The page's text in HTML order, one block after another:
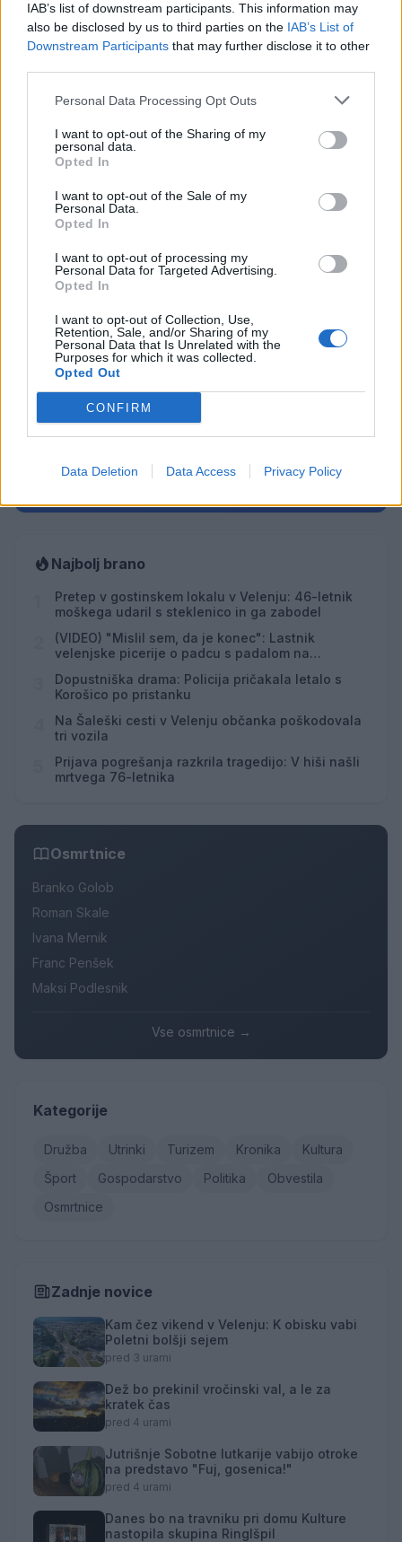
IAB’s list of downstream participants. This information may
also be disclosed by us to third parties on the IAB’s List of
Downstream Participants that may further disclose it to other
Personal Data Processing Opt Outs
I want to opt-out of the Sharing of my
personal data.
Opted In
I want to opt-out of the Sale of my
Personal Data.
Opted In
I want to opt-out of processing my
Personal Data for Targeted Advertising.
Opted In
I want to opt-out of Collection, Use,
Retention, Sale, and/or Sharing of my
Personal Data that Is Unrelated with the
Purposes for which it was collected.
Opted Out
CONFIRM
Data Deletion Data Access Privacy Policy
Po 297. členu Kazenskega zakonika je
posameznik kazensko odgovoren za javno spodbujanje
sovraštva, nasilja ali nestrpnosti. Komentarji z žaljivimi,
bodo odstranjeni. Pravila komentiranja →
Failed to fetch
Prihajajoči dogodki
AVG
7
Pesem kita grbavca
18:00
AVG
7
Smrt Robina Hooda
20:30
AVG
7
Aktivne poletne počitnice z ustvarjalci Studia
Spin
08:00
AVG
7
Večer pesmi Đorđa Balaševića
20:00
Najbolj brano
Pretep v gostinskem lokalu v Velenju: 46-letnik
moškega udaril s steklenico in ga zabodel
(VIDEO) "Mislil sem, da je konec": Lastnik
velenjske picerije o padcu s padalom na
Dopustniška drama: Policija pričakala letalo s
Korošico po pristanku
Na Šaleški cesti v Velenju občanka poškodovala
tri vozila
Prijava pogrešanja razkrila tragedijo: V hiši našli
mrtvega 76-letnika
Osmrtnice
Branko Golob
Roman Skale
Ivana Mernik
Franc Penšek
Maksi Podlesnik
Vse osmrtnice →
Kategorije
Družba Utrinki Turizem Kronika
Kultura
Šport
Gospodarstvo Politika
Obvestila
Osmrtnice
Zadnje novice
Kam čez vikend v Velenju: K obisku vabi
Poletni bolšji sejem
pred 3 urami
Dež bo prekinil vročinski val, a le za
kratek čas
pred 4 urami
Jutrišnje Sobotne lutkarije vabijo otroke
na predstavo "Fuj, gosenica!"
pred 4 urami
Danes bo na travniku pri domu Kulture
nastopila skupina Ringlšpil